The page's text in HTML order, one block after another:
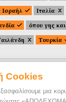
Cookies
μια
Ισραήλ Ιταλία
όπου γης
Τουρκία